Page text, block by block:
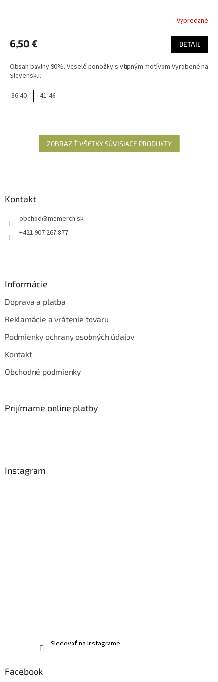
Vypredané
6,50 € DETAIL
Obsah bavlny 90%. Veselé ponožky s vtipným motívom Vyrobené na
Slovensku.
36-40 41-46
ZOBRAZIŤ VŠETKY SÚVISIACE PRODUKTY
Kontakt
obchod@memerch.sk
+421 907 267 877
Informácie
Doprava a platba
Reklamácie a vrátenie tovaru
Podmienky ochrany osobných údajov
Kontakt
Obchodné podmienky
Prijímame online platby
Instagram
Sledovať na Instagrame
Facebook